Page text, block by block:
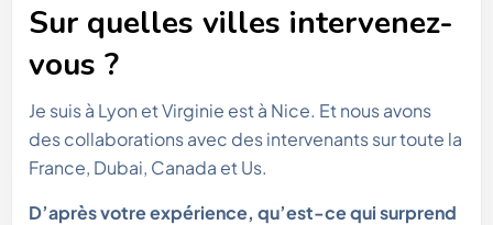
Sur quelles villes intervenez-
vous ?
Je suis à Lyon et Virginie est à Nice. Et nous avons
des collaborations avec des intervenants sur toute la
France, Dubai, Canada et Us.
D’après votre expérience, qu’est-ce qui surprend